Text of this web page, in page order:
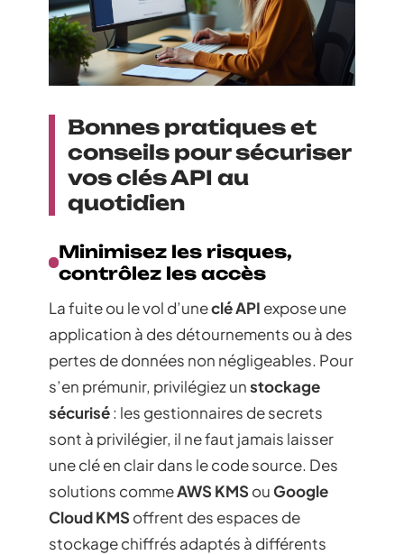
Bonnes pratiques et
conseils pour sécuriser
vos clés API au
quotidien
Minimisez les risques,
contrôlez les accès
La fuite ou le vol d’uneclé API expose une
application à des détournements ou à des
pertes de données non négligeables. Pour
s’en prémunir, privilégiez unstockage
sécurisé: les gestionnaires de secrets
sont à privilégier, il ne faut jamais laisser
une clé en clair dans le code source. Des
solutions commeAWS KMSouGoogle
Cloud KMSoffrent des espaces de
stockage chiffrés adaptés à différents